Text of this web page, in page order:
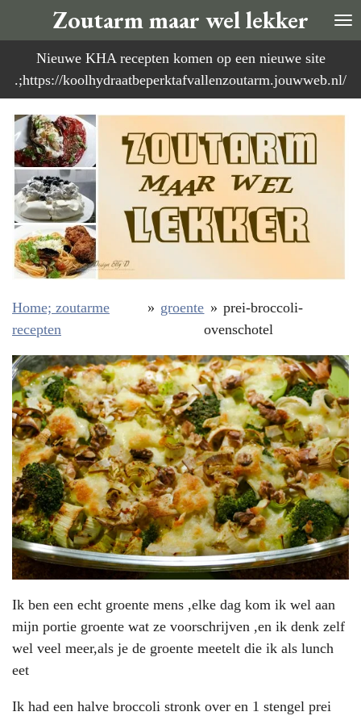
direct
naar
de
Zoutarm maar wel lekker
Nieuwe KHA recepten komen op een nieuwe site
.;https://koolhydraatbeperktafvallenzoutarm.jouwweb.nl/
Home; zoutarme
recepten
» groente » prei-broccoli-
ovenschotel
Ik ben een echt groente mens ,elke dag kom ik wel aan
mijn portie groente wat ze voorschrijven ,en ik denk zelf
wel veel meer,als je de groente meetelt die ik als lunch
eet
Ik had een halve broccoli stronk over en 1 stengel prei